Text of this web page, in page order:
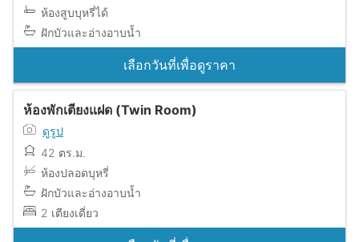
ห้องสูบบุหรี่ได้
ฝักบัวและอ่างอาบน้ำ
เลือกวันที่เพื่อดูราคา
ห้องพักเตียงแฝด (Twin Room)
ดูรูป
42 ตร.ม.
ห้องปลอดบุหรี่
ฝักบัวและอ่างอาบน้ำ
2 เตียงเดี่ยว